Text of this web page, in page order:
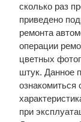
сколько раз
приведено
ремонта
операции
цветных
штук. Данное
ознакомиться
при